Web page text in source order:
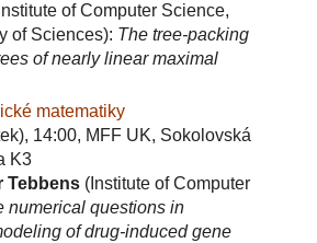
of Computer Science,
of Sciences): The tree-packing
of nearly linear maximal
matematiky
14:00, MFF UK, Sokolovská
K3
Tebbens (Institute of Computer
numerical questions in
of drug-induced gene